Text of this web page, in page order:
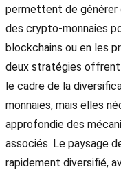
permettent de générer
des crypto-monnaies
blockchains ou en les
deux stratégies
le cadre de la
monnaies, mais elles
approfondie des
associés. Le paysage
rapidement diversifié,